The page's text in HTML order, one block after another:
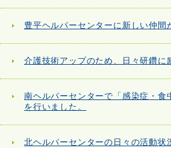
豊平ヘルパーセンターに新しい仲間
介護技術アップのため、日々研鑽に
南ヘルパーセンターで「感染症・食
を行いました。
北ヘルパーセンターの日々の活動状